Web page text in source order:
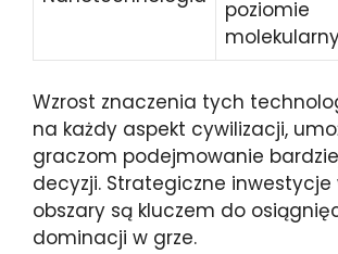
poziomie
Wzrost znaczenia tych
na każdy aspekt cywilizacji,
graczom podejmowanie
decyzji. Strategiczne inwestycje
obszary są kluczem do
dominacji w grze.